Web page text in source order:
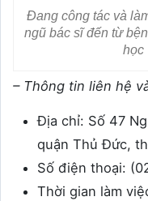
Đang công tác và
ngũ bác sĩ đến từ
học
– Thông tin liên hệ
Địa chỉ: Số 47
quận Thủ Đức,
Số điện thoại:
Thời gian làm